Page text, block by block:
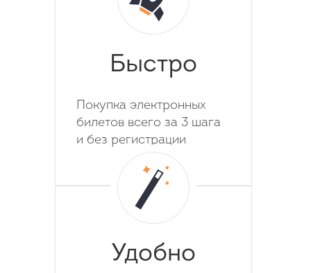
Быстро
Покупка электронных
билетов всего за 3 шага
и без регистрации
Удобно